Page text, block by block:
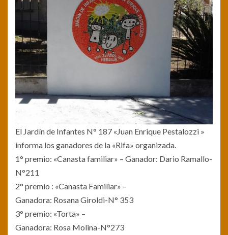
El Jardín de Infantes N° 187 «Juan Enrique Pestalozzi »
informa los ganadores de la «Rifa» organizada.
1° premio: «Canasta familiar» – Ganador: Dario Ramallo-
N°211
2° premio : «Canasta Familiar» –
Ganadora: Rosana Giroldi-N° 353
3° premio: «Torta» –
Ganadora: Rosa Molina-N°273